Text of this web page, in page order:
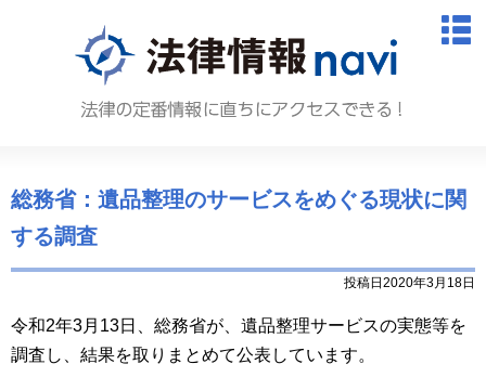
法律情
総務省：遺品整理のサービスをめぐる現状に関
する調査
投稿日2020年3月18日
令和2年3月13日、総務省が、遺品整理サービスの実態等を
調査し、結果を取りまとめて公表しています。